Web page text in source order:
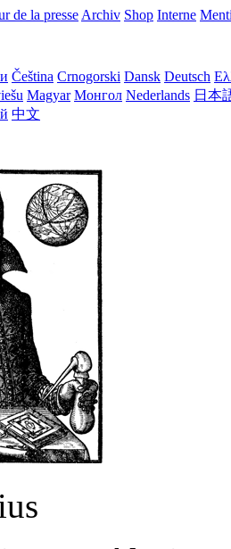
de la presse Archiv Shop Interne
Čeština Crnogorski Dansk Deutsch
Magyar Монгол Nederlands 日本
中文